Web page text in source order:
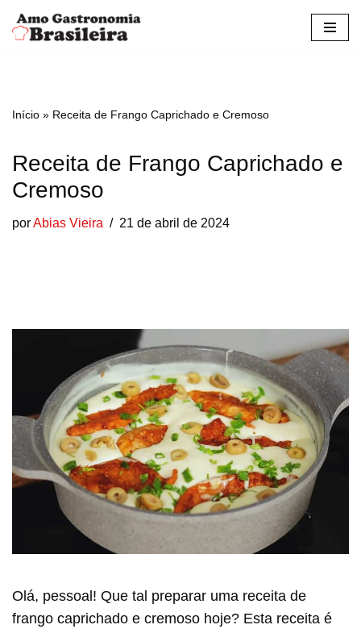
Pular
conteúdo
Início » Receita de Frango Caprichado e Cremoso
Receita de Frango Caprichado e
Cremoso
porAbias Vieira 21 de abril de 2024
Olá, pessoal! Que tal preparar uma receita de
frango caprichado e cremoso hoje? Esta receita é